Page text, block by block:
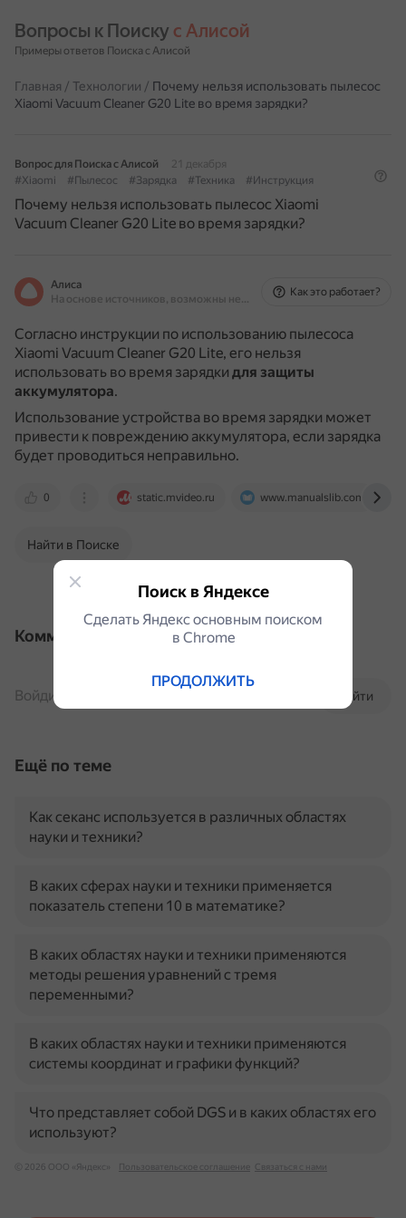
Вопросы к Поиску с Алисой
Примеры ответов Поиска с Алисой
Главная / Технологии / Почему нельзя использовать пылесос
Xiaomi Vacuum Cleaner G20 Lite во время зарядки?
Вопрос для Поиска с Алисой
21 декабря
#Xiaomi
#Пылесос #Зарядка #Техника #Инструкция
Почему нельзя использовать пылесос Xiaomi
Vacuum Cleaner G20 Lite во время зарядки?
Алиса
На основе источников, возможны неточности
Как это работает?
Согласно инструкции по использованию пылесоса
Xiaomi Vacuum Cleaner G20 Lite, его нельзя
использовать во время зарядки для защиты
аккумулятора.
Использование устройства во время зарядки может
привести к повреждению аккумулятора, если зарядка
будет проводиться неправильно.
0 static.mvideo.ru www.manualslib.com
Найти в Поиске
Комментарии
Войти
Войдите, чтобы комментировать
Ещё по теме
Как секанс используется в различных областях
науки и техники?
В каких сферах науки и техники применяется
показатель степени 10 в математике?
В каких областях науки и техники применяются
методы решения уравнений с тремя
переменными?
В каких областях науки и техники применяются
системы координат и графики функций?
Что представляет собой DGS и в каких областях его
используют?
© 2026 ООО «Яндекс» Пользовательское соглашение Связаться с нами
Поиск в Яндексе
Сделать Яндекс основным поиском
в Сhrome
ПРОДОЛЖИТЬ